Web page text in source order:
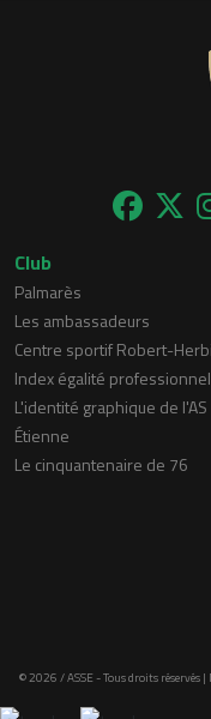
Club
Palmarès
Les ambassadeurs
Centre sportif Robert-
Index égalité professionnel
L'identité graphique de
Étienne
Le cinquantenaire de 76
© 2026 / ASSE - Tous droits réservés |